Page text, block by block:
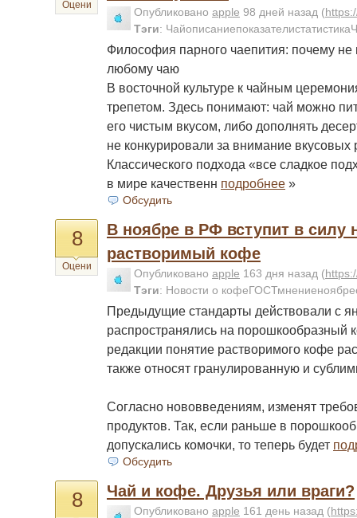
Оцени
Опубликовано apple 98 дней назад (
Тэги:
Философия парного чаепития: почему не
любому чаю
В восточной культуре к чайным
трепетом. Здесь понимают: чай можно
его чистым вкусом, либо дополнять
не конкурировали за внимание вкусовых
Классического подхода «все сладкое
в мире качественн подробнее »
Обсудить
8
Оцени
В ноябре в РФ вступит в силу
растворимый кофе
Опубликовано apple 163 дня назад (
Тэги: Новости о
Предыдущие стандарты действовали с
распространялись на порошкообразный
редакции понятие растворимого кофе
также относят гранулированную и
Согласно нововведениям, изменят
продуктов. Так, если раньше в
допускались комочки, то теперь будет
Обсудить
8 Чай и кофе. Друзья или враги?
Опубликовано apple 161 день назад (